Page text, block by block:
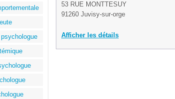
53 RUE MONTTESUY
91260 Juvisy-sur-orge
Afficher les détails